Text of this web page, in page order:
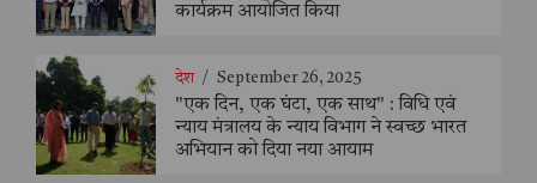
कार्यक्रम आयोजित किया
देश / September 26, 2025
"एक दिन, एक घंटा, एक साथ" : विधि एवं
न्याय मंत्रालय के न्याय विभाग ने स्वच्छ भारत
अभियान को दिया नया आयाम